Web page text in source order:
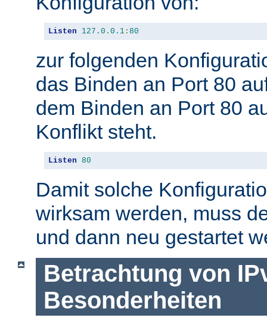
Listen 127.0 . 0.1 : 80
zur folgenden
das Binden an Port 80
dem Binden an Port 80
Konflikt steht.
Listen 80
Damit solche
wirksam werden, muss
und dann neu gestartet
Betrachtung von
Besonderheiten